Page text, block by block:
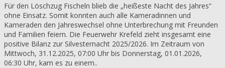
Für den Löschzug Fischeln blieb die „heißeste Nacht des Jahres“
ohne Einsatz. Somit konnten auch alle Kameradinnen und
Kameraden den Jahreswechsel ohne Unterbrechung mit Freunden
und Familien feiern. Die Feuerwehr Krefeld zieht insgesamt eine
positive Bilanz zur Silvesternacht 2025/2026. Im Zeitraum von
Mittwoch, 31.12.2025, 07:00 Uhr bis Donnerstag, 01.01.2026,
06:30 Uhr, kam es zu einem..